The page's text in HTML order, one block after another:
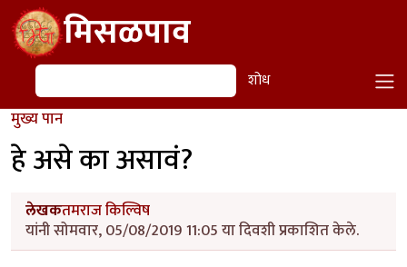
Skip to main contentमिसळपाव
शोध शोध
मुख्य पान
हे असे का असावं?
लेखकतमराज किल्विष
यांनी सोमवार, 05/08/2019 11:05 या दिवशी प्रकाशित केले.